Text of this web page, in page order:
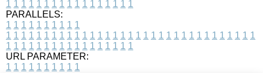
1 1 1 1 1 1 1 1 1 1 1 1 1 1 1 1 1
PARALLELS:
1 1 1 1 1 1 1 1 1 1
1 1 1 1 1 1 1 1 1 1 1 1 1 1 1 1 1 1 1 1 1 1 1 1 1 1 1 1 1 1 1 1 1
1 1 1 1 1 1 1 1 1 1 1 1 1 1 1 1 1
URL PARAMETER:
1 1 1 1 1 1 1 1 1 1